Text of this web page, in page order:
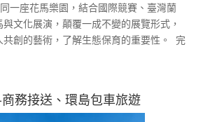
一座花馬樂園，結合國際競賽、臺灣蘭
文化展演，顛覆一成不變的展覽形式，
共創的藝術，了解生態保育的重要性。 完
務接送、環島包車旅遊